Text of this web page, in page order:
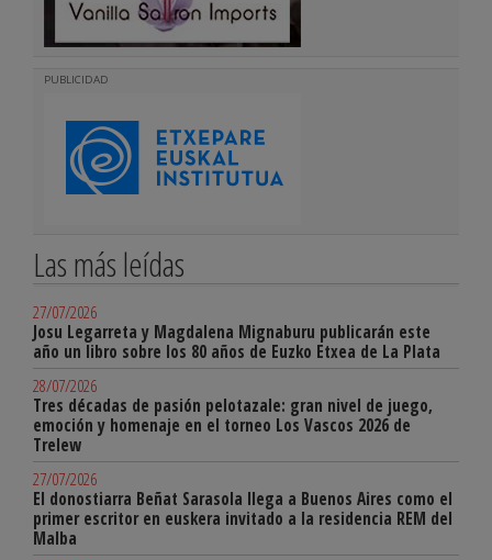
PUBLICIDAD
Las más leídas
27/07/2026
Josu Legarreta y Magdalena Mignaburu publicarán este
año un libro sobre los 80 años de Euzko Etxea de La Plata
28/07/2026
Tres décadas de pasión pelotazale: gran nivel de juego,
emoción y homenaje en el torneo Los Vascos 2026 de
Trelew
27/07/2026
El donostiarra Beñat Sarasola llega a Buenos Aires como el
primer escritor en euskera invitado a la residencia REM del
Malba